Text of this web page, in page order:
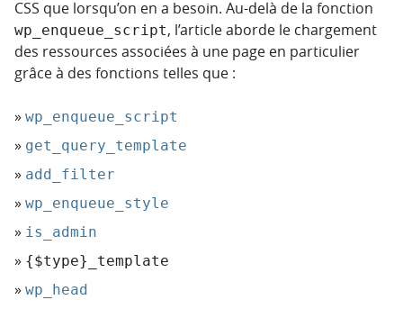
CSS que lorsqu’on en a besoin. Au-delà de la fonction
wp_enqueue_script, l’article aborde le chargement
des ressources associées à une page en particulier
grâce à des fonctions telles que :
wp_enqueue_script
get_query_template
add_filter
wp_enqueue_style
is_admin
{$type}_template
wp_head